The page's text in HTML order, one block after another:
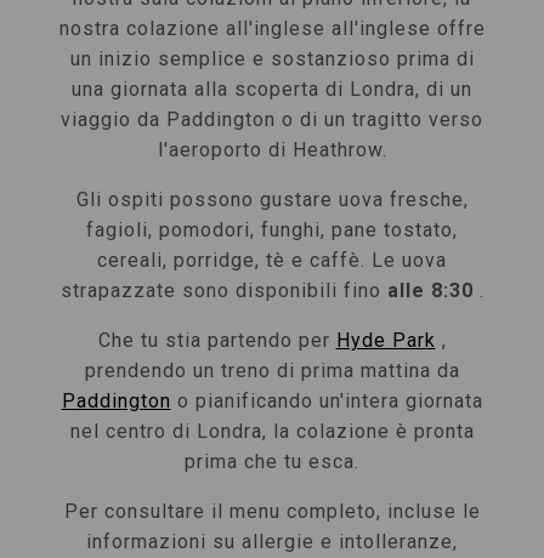
nostra colazione all'inglese all'inglese offre
un inizio semplice e sostanzioso prima di
una giornata alla scoperta di Londra, di un
viaggio da Paddington o di un tragitto verso
l'aeroporto di Heathrow.
Gli ospiti possono gustare uova fresche,
fagioli, pomodori, funghi, pane tostato,
cereali, porridge, tè e caffè. Le uova
strapazzate sono disponibili fino alle 8:30 .
Che tu stia partendo per Hyde Park ,
prendendo un treno di prima mattina da
Paddington o pianificando un'intera giornata
nel centro di Londra, la colazione è pronta
prima che tu esca.
Per consultare il menu completo, incluse le
informazioni su allergie e intolleranze,